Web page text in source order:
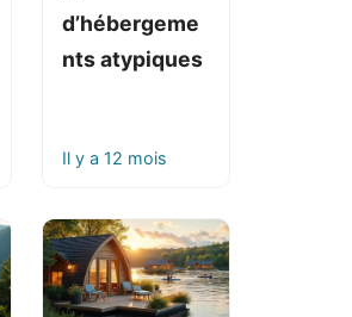
d’hébergeme
nts atypiques
Il y a 12 mois